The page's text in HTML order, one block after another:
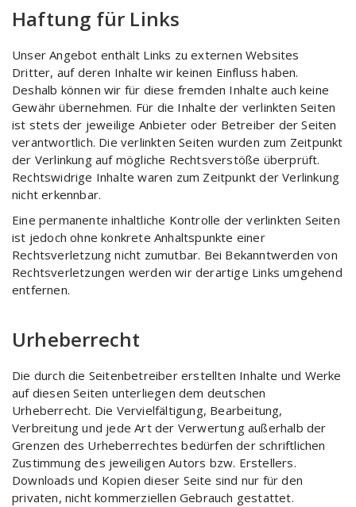
Haftung für Links
Unser Angebot enthält Links zu externen Websites
Dritter, auf deren Inhalte wir keinen Einfluss haben.
Deshalb können wir für diese fremden Inhalte auch keine
Gewähr übernehmen. Für die Inhalte der verlinkten Seiten
ist stets der jeweilige Anbieter oder Betreiber der Seiten
verantwortlich. Die verlinkten Seiten wurden zum Zeitpunkt
der Verlinkung auf mögliche Rechtsverstöße überprüft.
Rechtswidrige Inhalte waren zum Zeitpunkt der Verlinkung
nicht erkennbar.
Eine permanente inhaltliche Kontrolle der verlinkten Seiten
ist jedoch ohne konkrete Anhaltspunkte einer
Rechtsverletzung nicht zumutbar. Bei Bekanntwerden von
Rechtsverletzungen werden wir derartige Links umgehend
entfernen.
Urheberrecht
Die durch die Seitenbetreiber erstellten Inhalte und Werke
auf diesen Seiten unterliegen dem deutschen
Urheberrecht. Die Vervielfältigung, Bearbeitung,
Verbreitung und jede Art der Verwertung außerhalb der
Grenzen des Urheberrechtes bedürfen der schriftlichen
Zustimmung des jeweiligen Autors bzw. Erstellers.
Downloads und Kopien dieser Seite sind nur für den
privaten, nicht kommerziellen Gebrauch gestattet.